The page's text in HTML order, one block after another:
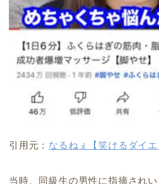
引用元： なるねぇ【笑けるダイエ
当時、同級生の男性に指摘され